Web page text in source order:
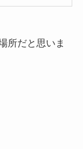
所だと思いま